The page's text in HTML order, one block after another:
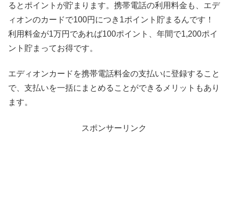
るとポイントが貯まります。携帯電話の利用料金も、エデ
ィオンのカードで100円につき1ポイント貯まるんです！
利用料金が1万円であれば100ポイント、年間で1,200ポイ
ント貯まってお得です。
エディオンカードを携帯電話料金の支払いに登録すること
で、支払いを一括にまとめることができるメリットもあり
ます。
スポンサーリンク